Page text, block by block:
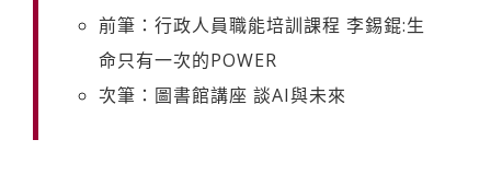
前筆：行政人員職能培訓課程 李錫錕:生
命只有一次的POWER
次筆：圖書館講座 談AI與未來